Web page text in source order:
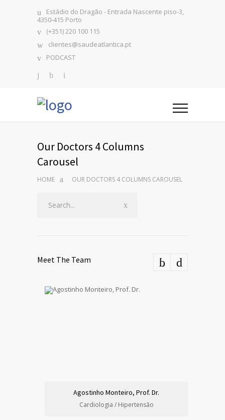
Estádio do Dragão - Entrada Nascente piso-3,
4350-415 Porto
(+351) 220 100 115
clientes@saudeatlantica.pt
PODCAST
Our Doctors 4 Columns
Carousel
HOME OUR DOCTORS 4 COLUMNS CAROUSEL
Meet The Team
Agostinho Monteiro, Prof. Dr.
Cardiologia / Hipertensão